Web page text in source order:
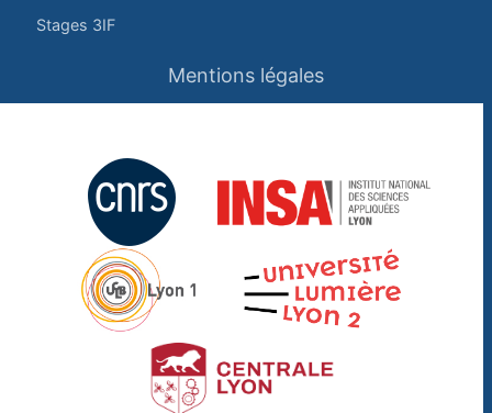
Stages 3IF
Mentions légales